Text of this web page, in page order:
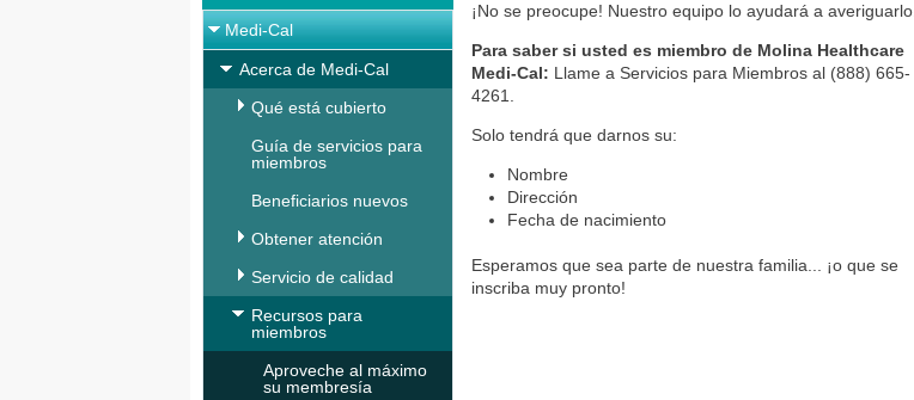
Medi-Cal
Acerca de Medi-Cal
Qué está cubierto
Guía de servicios para
miembros
Beneficiarios nuevos
Obtener atención
Servicio de calidad
Recursos para
miembros
Aproveche al máximo
su membresía
¡No se preocupe! Nuestro equipo lo ayudará a averiguarlo.
Para saber si usted es miembro de Molina Healthcare
Medi-Cal: Llame a Servicios para Miembros al (888) 665-
4261.
Solo tendrá que darnos su:
Nombre
Dirección
Fecha de nacimiento
Esperamos que sea parte de nuestra familia... ¡o que se
inscriba muy pronto!